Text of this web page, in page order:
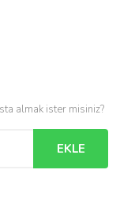
almak ister misiniz?
EKLE